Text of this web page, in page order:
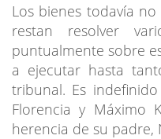
Los bienes todavía
restan resolver
puntualmente sobre
a ejecutar hasta
tribunal. Es
Florencia y Máximo
herencia de su padre,